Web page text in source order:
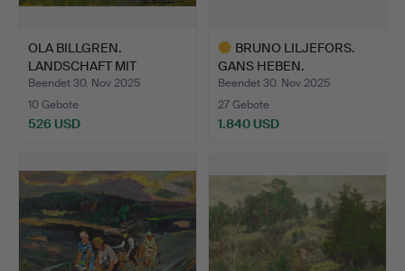
OLA BILLGREN.
LANDSCHAFT MIT
HÜGELN.
Beendet 30. Nov 2025
10 Gebote
526 USD
BRUNO LILJEFORS.
GANS HEBEN.
Beendet 30. Nov 2025
27 Gebote
1.840 USD